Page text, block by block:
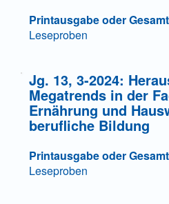
Printausgabe oder
Leseproben
Jg. 13, 3-2024:
Megatrends in der
Ernährung und
berufliche Bildung
Printausgabe oder
Leseproben